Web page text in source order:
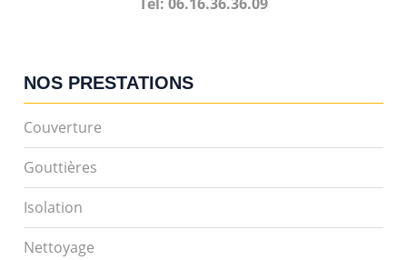
NOS PRESTATIONS
Couverture
Gouttières
Isolation
Nettoyage